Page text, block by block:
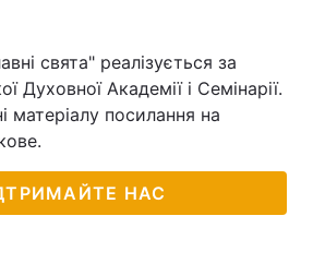
свята" реалізується за
Духовної Академії і Семінарії.
матеріалу посилання на
НАС